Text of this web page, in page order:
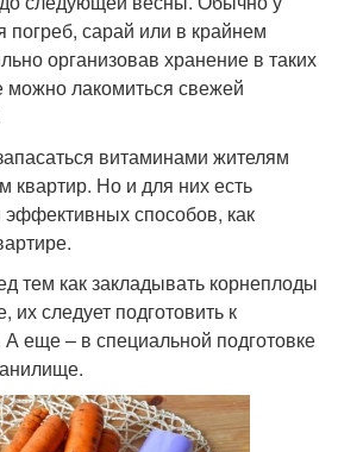
погреб, сарай или в крайнем
организовав хранение в таких
лакомиться свежей
витаминами жителям
квартир. Но и для них есть
эффективных способов, как
тем как закладывать корнеплоды
их следует подготовить к
еще – в специальной подготовке